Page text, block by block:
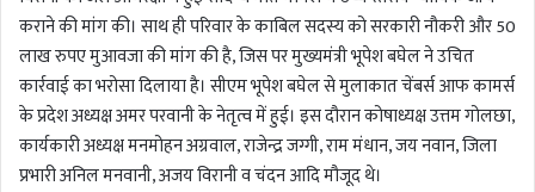
कराने की मांग की। साथ ही परिवार के काबिल सदस्य को सरकारी नौकरी और 50
लाख रुपए मुआवजा की मांग की है, जिस पर मुख्यमंत्री भूपेश बघेल ने उचित
कार्रवाई का भरोसा दिलाया है। सीएम भूपेश बघेल से मुलाकात चेंबर्स आफ कामर्स
के प्रदेश अध्यक्ष अमर परवानी के नेतृत्व में हुई। इस दौरान कोषाध्यक्ष उत्तम गोलछा,
कार्यकारी अध्यक्ष मनमोहन अग्रवाल, राजेन्द्र जग्गी, राम मंधान, जय नवान, जिला
प्रभारी अनिल मनवानी, अजय विरानी व चंदन आदि मौजूद थे।